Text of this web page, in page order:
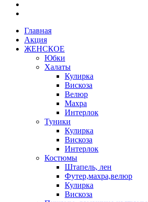
Главная
Акция
ЖЕНСКОЕ
Юбки
Халаты
Кулирка
Вискоза
Велюр
Махра
Интерлок
Туники
Кулирка
Вискоза
Интерлок
Костюмы
Штапель, лен
Футер,махра,велюр
Кулирка
Вискоза